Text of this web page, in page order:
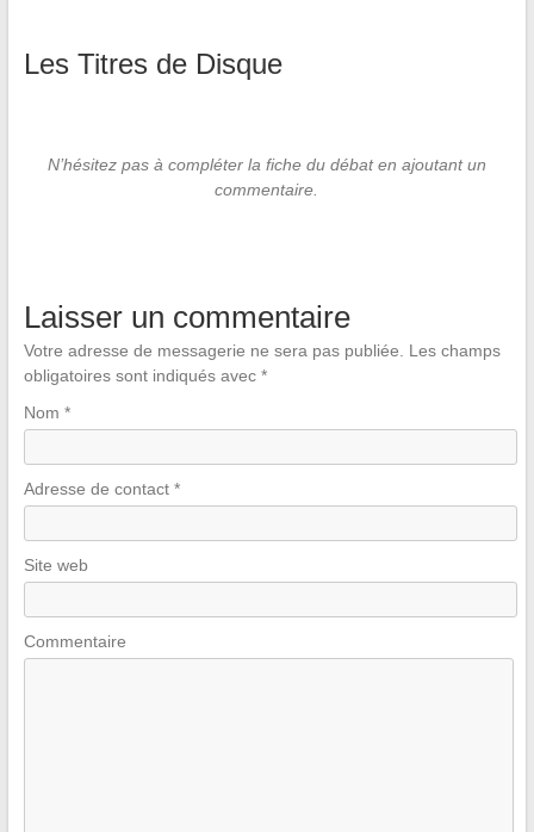
Les Titres de Disque
N’hésitez pas à compléter la fiche du débat en ajoutant un
commentaire.
Laisser un commentaire
Votre adresse de messagerie ne sera pas publiée.
Les champs
obligatoires sont indiqués avec *
Nom *
Adresse de contact *
Site web
Commentaire